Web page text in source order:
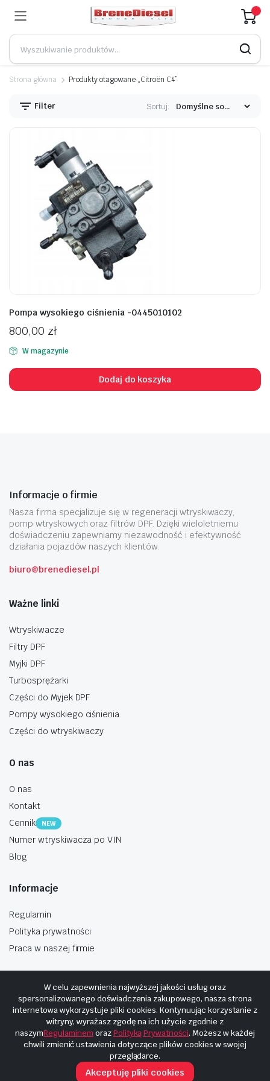
Strona główna Produkty otagowane „Citroën C4”
Filter Sortuj:
Pompa wysokiego ciśnienia -0445010102
800,00 zł
W magazynie
Dodaj do koszyka
Informacje o firmie
Nasza firma specjalizuje się w regeneracji wtryskiwaczy,
pomp wtryskowych oraz filtrów DPF. Dzięki wieloletniemu
doświadczeniu zapewniamy niezawodność i efektywność
działania pojazdów naszych klientów.
biuro@brenediesel.pl
Ważne linki
Wtryskiwacze
Filtry DPF
Myjki DPF
Turbosprężarki
Części do Myjek DPF
Pompy wysokiego ciśnienia
Części do wtryskiwaczy
O nas
O nas
Kontakt
Cennik
NEW
Numer wtryskiwacza po VIN
Blog
Informacje
Regulamin
Polityka prywatności
Praca w naszej firmie
Copyright © 2025 Hosting i budowa Cyberplaneta.pl
W celu zapewnienia najwyższej jakości usług oraz
spersonalizowanego doświadczenia zakupowego, nasza strona
internetowa wykorzystuje pliki cookies. Kontynuując korzystanie z
witryny, wyrażasz zgodę na ich użycie zgodnie z
naszymRegulaminem orazPolityką Prywatności. Możesz w każdej
chwili zmienić ustawienia dotyczące plików cookies w swojej
przeglądarce.
Akceptuję pliki cookies